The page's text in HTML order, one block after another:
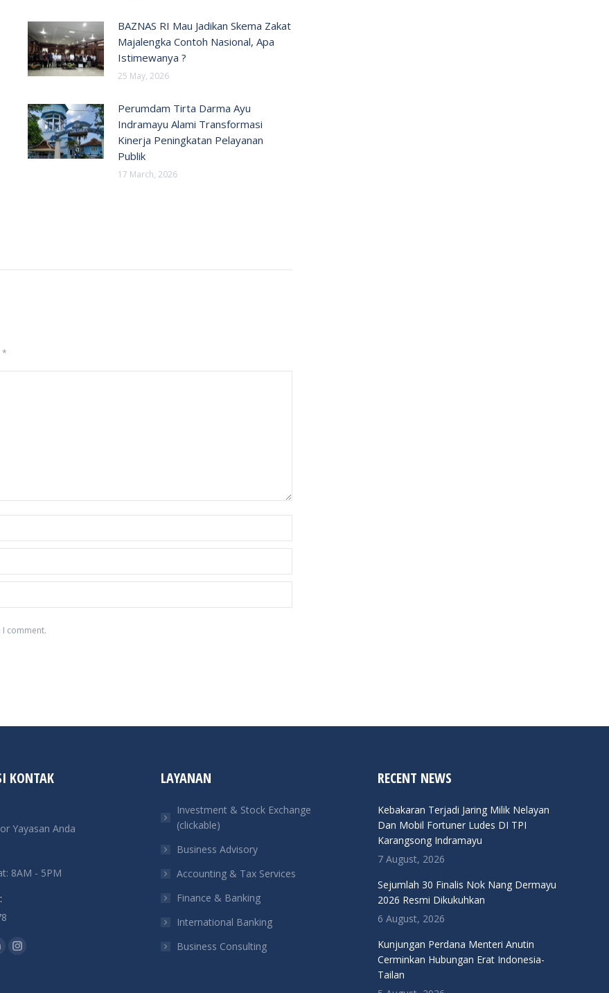
BAZNAS RI Mau Jadikan Skema Zakat
Majalengka Contoh Nasional, Apa
Istimewanya ?
25 May, 2026
Perumdam Tirta Darma Ayu
Indramayu Alami Transformasi
Kinerja Peningkatan Pelayanan
Publik
17 March, 2026
*
comment.
KONTAK
Yayasan Anda
8AM - 5PM
Instagram
LAYANAN
Investment & Stock Exchange
(clickable)
Business Advisory
Accounting & Tax Services
Finance & Banking
International Banking
Business Consulting
RECENT NEWS
Kebakaran Terjadi Jaring Milik Nelayan
Dan Mobil Fortuner Ludes DI TPI
Karangsong Indramayu
7 August, 2026
Sejumlah 30 Finalis Nok Nang Dermayu
2026 Resmi Dikukuhkan
6 August, 2026
Kunjungan Perdana Menteri Anutin
Cerminkan Hubungan Erat Indonesia-
Tailan